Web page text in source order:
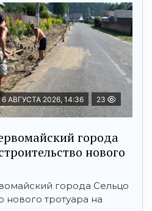
6 АВГУСТА 2026, 14:36 23
города
нового
города Сельцо
нового тротуара на